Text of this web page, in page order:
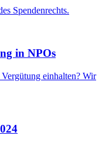
Spendenrechts.
in NPOs
einhalten? Wir